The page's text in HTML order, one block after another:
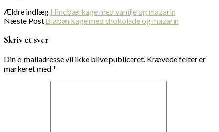
Ældre indlæg Hindbærkage med vanilje og mazarin
Næste Post Blåbærkage med chokolade og mazarin
Skriv et svar
Din e-mailadresse vil ikke blive publiceret. Krævede felter er
markeret med*